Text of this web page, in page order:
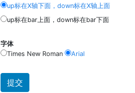
up标在X轴下面，down标在X轴上面
up标在bar上面，down标在bar下面
字体
Times New Roman
Arial